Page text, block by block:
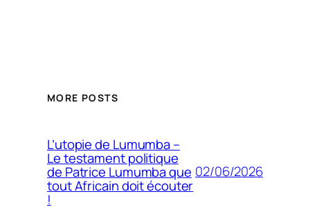
MORE POSTS
L’utopie de Lumumba –
Le testament politique
de Patrice Lumumba que
tout Africain doit écouter
!
02/06/2026